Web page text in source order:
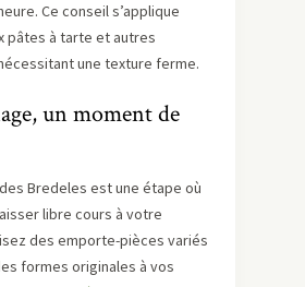
Ce conseil s’applique
pâtes à tarte et autres
une texture ferme.
un moment de
Bredeles est une étape où
libre cours à votre
des emporte-pièces variés
formes originales à vos